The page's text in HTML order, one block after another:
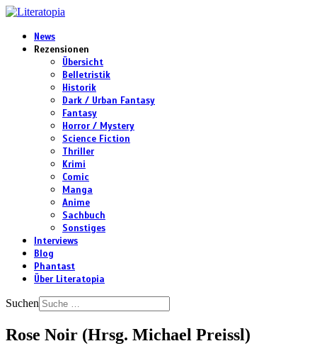
News
Rezensionen
Übersicht
Belletristik
Historik
Dark / Urban Fantasy
Fantasy
Horror / Mystery
Science Fiction
Thriller
Krimi
Comic
Manga
Anime
Sachbuch
Sonstiges
Interviews
Blog
Phantast
Über Literatopia
Suchen
Rose Noir (Hrsg. Michael Preissl)